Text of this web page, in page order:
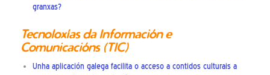
granxas?
Tecnoloxías da Información e
Comunicacións (TIC)
Unha aplicación galega facilita o acceso a contidos culturais a